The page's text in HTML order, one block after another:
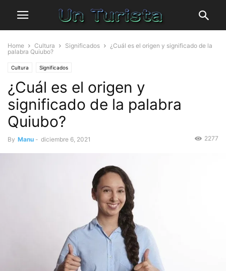
Home Cultura Significados
¿Cuál es el origen y significado de la
palabra Quiubo?
Cultura Significados
¿Cuál es el origen y
significado de la palabra
Quiubo?
By Manu - diciembre 6, 2021 2277